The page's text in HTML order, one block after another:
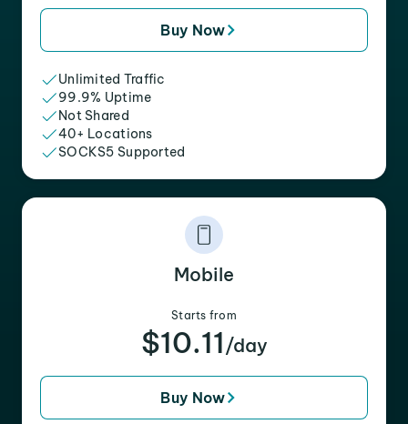
Buy Now
Unlimited Traffic
99.9% Uptime
Not Shared
40+ Locations
SOCKS5 Supported
Mobile
Starts from
$10.11 /day
Buy Now